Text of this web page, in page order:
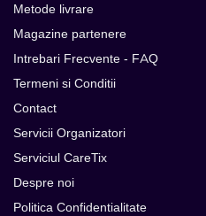
Metode livrare
Magazine partenere
Intrebari Frecvente - FAQ
Termeni si Conditii
Contact
Servicii Organizatori
Serviciul CareTix
Despre noi
Politica Confidentialitate